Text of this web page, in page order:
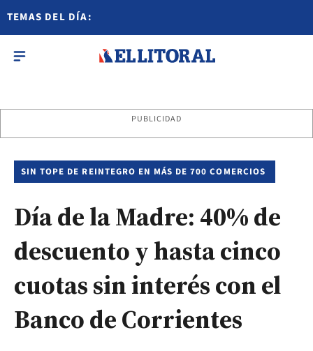
TEMAS DEL DÍA:
PUBLICIDAD
SIN TOPE DE REINTEGRO EN MÁS DE 700 COMERCIOS
Día de la Madre: 40% de
descuento y hasta cinco
cuotas sin interés con el
Banco de Corrientes